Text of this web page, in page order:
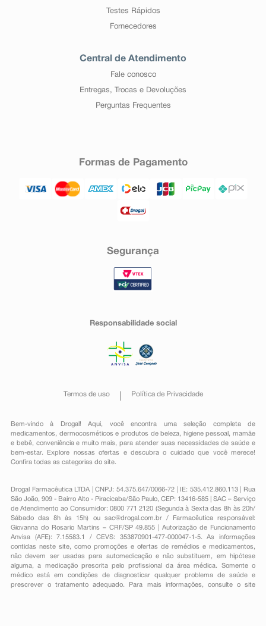
Testes Rápidos
Fornecedores
Central de Atendimento
Fale conosco
Entregas, Trocas e Devoluções
Perguntas Frequentes
Formas de Pagamento
Segurança
Responsabilidade social
Termos de uso Política de Privacidade
Bem-vindo à Drogal! Aqui, você encontra uma seleção completa de
medicamentos , dermocosméticos e produtos de beleza, higiene pessoal ,mamãe
e bebê, conveniênciae muito mais, para atender suas necessidades de saúde e
bem-estar. Explore nossas ofertas e descubra o cuidado que você merece!
Confira todas as categorias do site.
Drogal Farmacêutica LTDA | CNPJ: 54.375.647/0066-72 | IE: 535.412.860.113 | Rua
São João, 909 - Bairro Alto - Piracicaba/São Paulo, CEP: 13416-585 | SAC – Serviço
de Atendimento ao Consumidor: 0800 771 2120 (Segunda à Sexta das 8h às 20h/
Sábado das 8h às 15h) ou sac@drogal.com.br/ Farmacêutica responsável:
Giovanna do Rosario Martins – CRF/SP 49.855 | Autorização de Funcionamento
Anvisa (AFE): 7.15583.1 / CEVS: 353870901-477-000047-1-5. As informações
contidas neste site, como promoções e ofertas de remédios e medicamentos,
não devem ser usadas para automedicação e não substituem, em hipótese
alguma, a medicação prescrita pelo profissional da área médica. Somente o
médico está em condições de diagnosticar qualquer problema de saúde e
prescrever o tratamento adequado. Para mais informações, consulte o site